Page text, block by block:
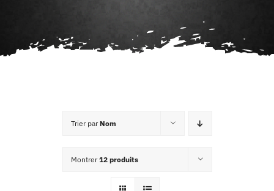
Contact
Trier par Nom
Montrer12 produits